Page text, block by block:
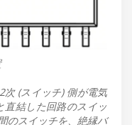
(スイッチ) 側が電気
直結した回路のスイッ
のスイッチを、絶縁バ